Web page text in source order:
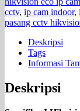
cctv, ip cam indoor,
pasang cctv
Deskripsi
Tags
Informasi
Deskripsi